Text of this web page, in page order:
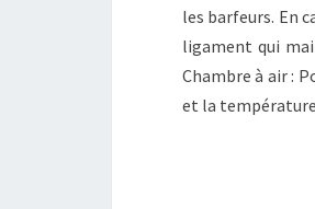
les barfeurs. En
ligament qui
Chambre à air :
et la